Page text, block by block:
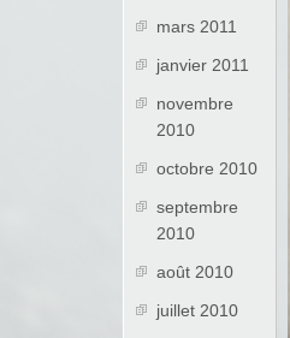
mars 2011
janvier 2011
novembre
2010
octobre 2010
septembre
2010
août 2010
juillet 2010